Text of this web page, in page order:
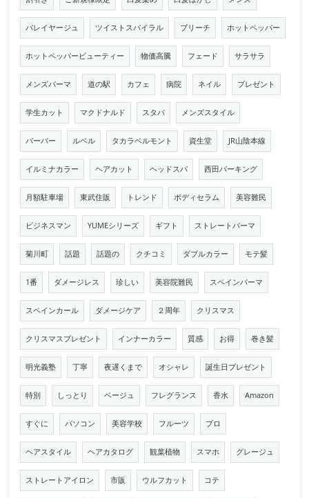
バレイヤージュ ツイストスパイラル ブリーチ ホットペッパー
ホットペッパービューティー 物価高騰 フェード サラサラ
メンズパーマ 道の駅 カフェ 病院 ネイル プレゼント
学生カット マクドナルド スタバ メンズスタイル
バーバー ルベル タカラベルモント 資生堂 JR山陰本線
イルミナカラー ヘアカット ヘッドスパ 西田パーキング
月額駐車場 東武住販 トレンド ボディセラム 美容難民
ビジネスマン YUMEシリーズ ギフト ストレートパーマ
菊川町 話題 話題の クチコミ ダブルカラー モテ髪
1番 ダメージレス 珍しい 美容院難民 スペインパーマ
スペインカール ダメージケア ２周年 クリスマス
クリスマスプレゼント インナーカラー 質感 お得 巻き髪
明光義塾 丁寧 夜遅くまで オシャレ 誕生日プレゼント
特別 しっとり ベージュ フレグランス 香水 Amazon
すぐに パソコン 美容学校 フルーツ プロ
ヘアスタイル ヘアカタログ 観葉植物 スマホ グレージュ
ストレートアイロン 市販 ウルフカット コテ